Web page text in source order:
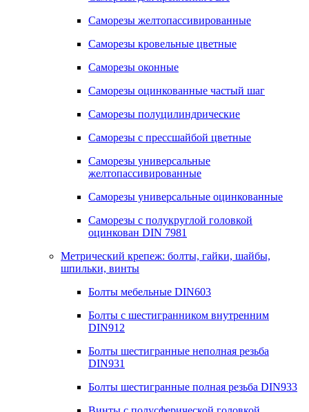
Саморезы желтопассивированные
Саморезы кровельные цветные
Саморезы оконные
Саморезы оцинкованные частый шаг
Саморезы полуцилиндрические
Саморезы с прессшайбой цветные
Саморезы универсальные
желтопассивированные
Саморезы универсальные оцинкованные
Саморезы с полукруглой головкой
оцинкован DIN 7981
Метрический крепеж: болты, гайки, шайбы,
шпильки, винты
Болты мебельные DIN603
Болты с шестигранником внутренним
DIN912
Болты шестигранные неполная резьба
DIN931
Болты шестигранные полная резьба DIN933